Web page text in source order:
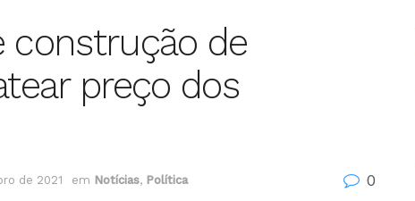
construção de
preço dos
de 2021 em Notícias, Política 0